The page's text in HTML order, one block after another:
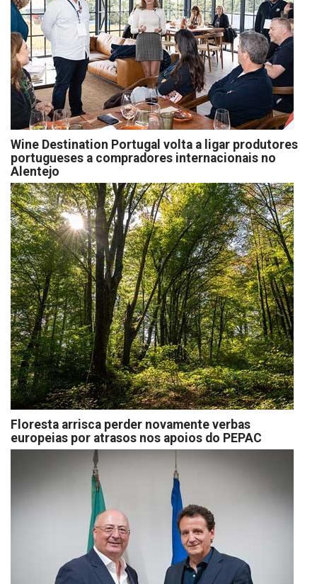
Wine Destination Portugal volta a ligar produtores
portugueses a compradores internacionais no
Alentejo
Floresta arrisca perder novamente verbas
europeias por atrasos nos apoios do PEPAC